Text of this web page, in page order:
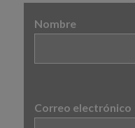
Nombre
Correo electrónico